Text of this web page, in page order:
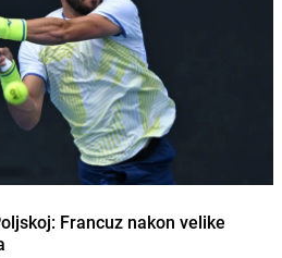
Francuz nakon velike